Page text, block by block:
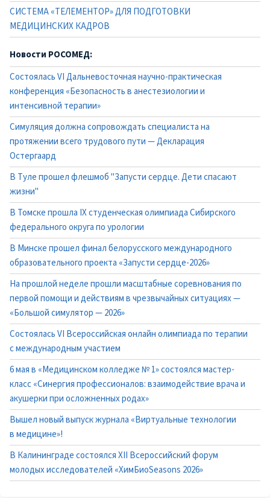
СИСТЕМА «ТЕЛЕМЕНТОР» ДЛЯ ПОДГОТОВКИ
МЕДИЦИНСКИХ КАДРОВ
Новости РОСОМЕД:
Состоялась VI Дальневосточная научно-практическая
конференция «Безопасность в анестезиологии и
интенсивной терапии»
Симуляция должна сопровождать специалиста на
протяжении всего трудового пути — Декларация
Остергаард
В Туле прошел флешмоб "Запусти сердце. Дети спасают
жизни"
В Томске прошла IX студенческая олимпиада Сибирского
федерального округа по урологии
В Минске прошел финал белорусского международного
образовательного проекта «Запусти сердце-2026»
На прошлой неделе прошли масштабные соревнования по
первой помощи и действиям в чрезвычайных ситуациях —
«Большой симулятор — 2026»
Состоялась VI Всероссийская онлайн олимпиада по терапии
с международным участием
6 мая в «Медицинском колледже № 1» состоялся мастер-
класс «Синергия профессионалов: взаимодействие врача и
акушерки при осложненных родах»
Вышел новый выпуск журнала «Виртуальные технологии
в медицине»!
В Калининграде состоялся XII Всероссийский форум
молодых исследователей «ХимБиоSeasons 2026»